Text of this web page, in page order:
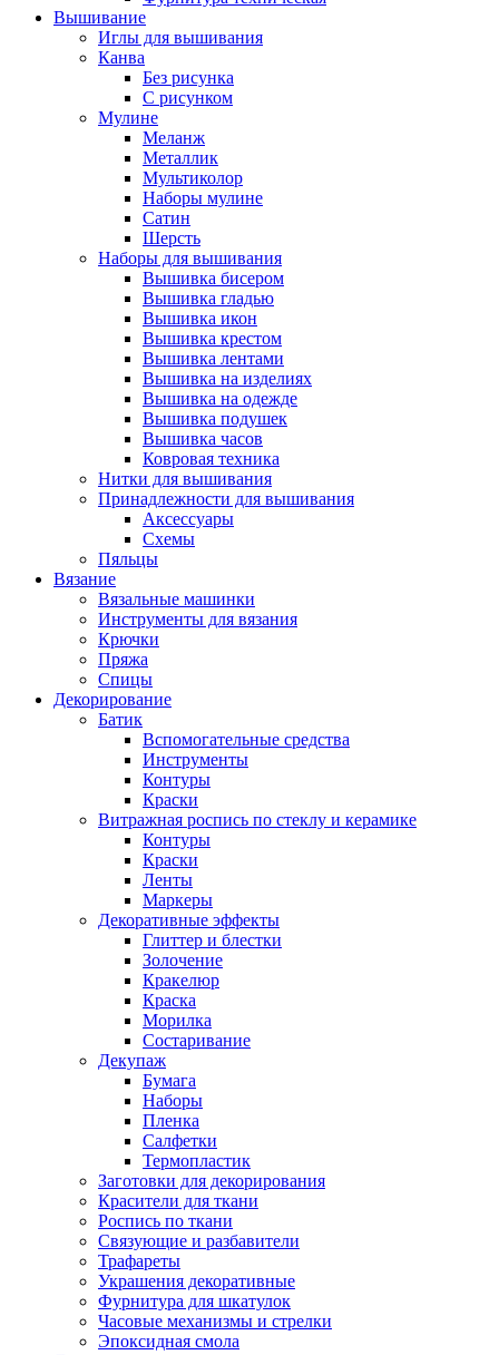
Вышивание
Иглы для вышивания
Канва
Без рисунка
С рисунком
Мулине
Меланж
Металлик
Мультиколор
Наборы мулине
Сатин
Шерсть
Наборы для вышивания
Вышивка бисером
Вышивка гладью
Вышивка икон
Вышивка крестом
Вышивка лентами
Вышивка на изделиях
Вышивка на одежде
Вышивка подушек
Вышивка часов
Ковровая техника
Нитки для вышивания
Принадлежности для вышивания
Аксессуары
Схемы
Пяльцы
Вязание
Вязальные машинки
Инструменты для вязания
Крючки
Пряжа
Спицы
Декорирование
Батик
Вспомогательные средства
Инструменты
Контуры
Краски
Витражная роспись по стеклу и керамике
Контуры
Краски
Ленты
Маркеры
Декоративные эффекты
Глиттер и блестки
Золочение
Кракелюр
Краска
Морилка
Состаривание
Декупаж
Бумага
Наборы
Пленка
Салфетки
Термопластик
Заготовки для декорирования
Красители для ткани
Роспись по ткани
Связующие и разбавители
Трафареты
Украшения декоративные
Фурнитура для шкатулок
Часовые механизмы и стрелки
Эпоксидная смола